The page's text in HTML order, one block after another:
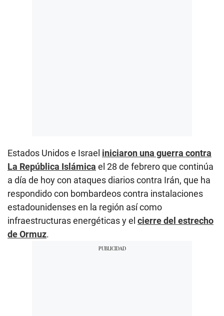
Estados Unidos e Israel iniciaron una guerra contra
La República Islámica el 28 de febrero que continúa
a día de hoy con ataques diarios contra Irán, que ha
respondido con bombardeos contra instalaciones
estadounidenses en la región así como
infraestructuras energéticas y el cierre del estrecho
de Ormuz.